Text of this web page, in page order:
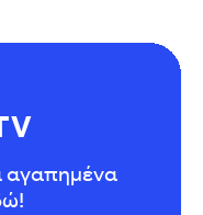
αγαπημένα